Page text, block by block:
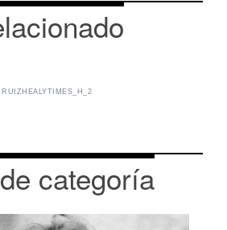
RUIZHEALYTIMES_H_2
categoría